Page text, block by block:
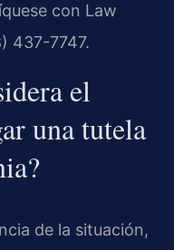
con Law
437-7747.
el
una tutela
de la situación,